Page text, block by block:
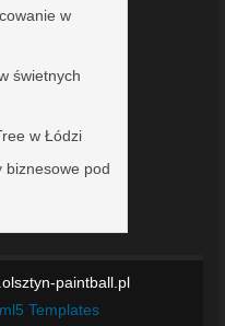
w
świetnych
w Łódzi
biznesowe pod
paintball.pl
Templates